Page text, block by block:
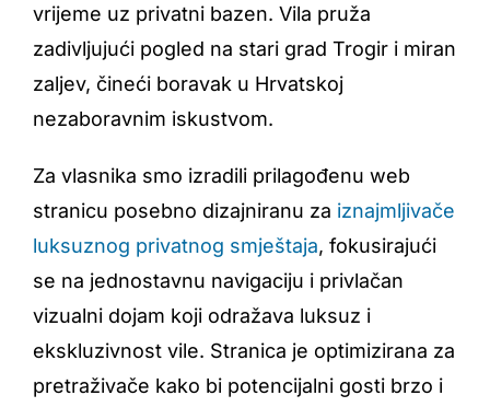
vrijeme uz privatni bazen. Vila pruža
zadivljujući pogled na stari grad Trogir i miran
zaljev, čineći boravak u Hrvatskoj
nezaboravnim iskustvom.
Za vlasnika smo izradili prilagođenu web
stranicu posebno dizajniranu za iznajmljivače
luksuznog privatnog smještaja, fokusirajući
se na jednostavnu navigaciju i privlačan
vizualni dojam koji odražava luksuz i
ekskluzivnost vile. Stranica je optimizirana za
pretraživače kako bi potencijalni gosti brzo i